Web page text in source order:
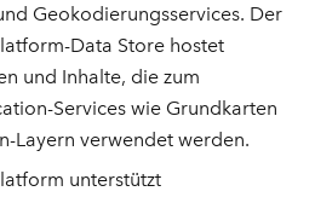
Geokodierungsservices. Der
Data Store hostet
und Inhalte, die zum
Services wie Grundkarten
Layern verwendet werden.
unterstützt